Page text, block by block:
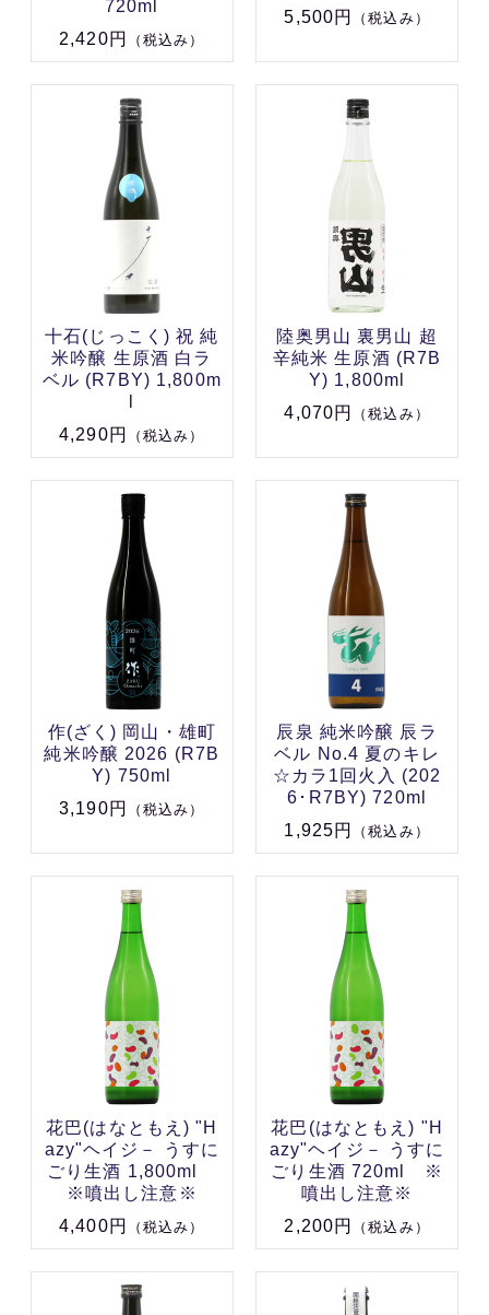
720ml
2,420円
（税込み）
5,500円
（税込み）
十石(じっこく) 祝 純
米吟醸 生原酒 白ラ
ベル (R7BY) 1,800m
4,290円
（税込み）
陸奥男山 裏男山 超
辛純米 生原酒 (R7B
Y) 1,800ml
4,070円
（税込み）
作(ざく) 岡山・雄町
純米吟醸 2026 (R7B
Y) 750ml
3,190円
（税込み）
辰泉 純米吟醸 辰ラ
ベル No.4 夏のキレ
☆カラ1回火入 (202
6･R7BY) 720ml
1,925円
（税込み）
花巴(はなともえ) "H
azy"ヘイジ－ うすに
ごり生酒 1,800ml
※噴出し注意※
4,400円
（税込み）
花巴(はなともえ) "H
azy"ヘイジ－ うすに
ごり生酒 720ml ※
噴出し注意※
2,200円
（税込み）